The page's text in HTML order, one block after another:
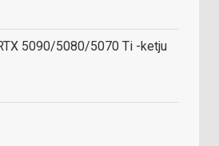
5090/5080/5070 Ti -ketju